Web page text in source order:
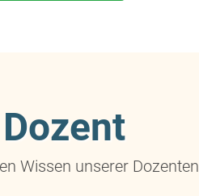
Wissen unserer Dozenten